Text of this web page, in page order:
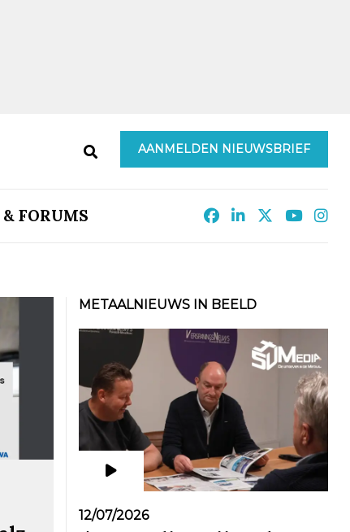
AANMELDEN NIEUWSBRIEF
FORUMS
METAALNIEUWS IN BEELD
12/07/2026